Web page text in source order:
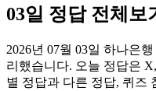
03일 정답 전체보
2026년 07월 03일 하나은
리했습니다. 오늘 정답은
별 정답과 다른 정답, 퀴즈